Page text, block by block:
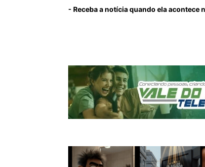
- Receba a notícia quando ela acontece